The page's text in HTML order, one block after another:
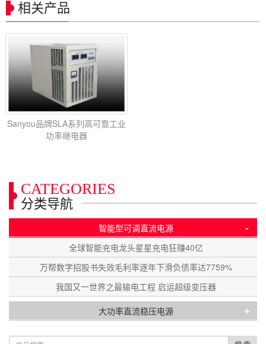
相关产品
Sanyou品牌SLA系列高可靠工业
功率继电器
CATEGORIES
分类导航
智能型可调直流电源 -
全球智能充电龙头星星充电狂赚40亿
万帮数字招股书失效毛利率逐年下滑负债率达7759%
我国又一世界之最输电工程 启运超级变压器
大功率直流稳压电源 +